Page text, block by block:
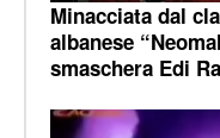
Minacciata dal
albanese
smaschera Edi